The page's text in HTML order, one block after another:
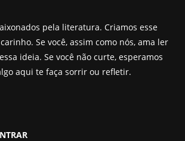
pela literatura. Criamos esse
Se você, assim como nós, ama ler
ideia. Se você não curte, esperamos
aqui te faça sorrir ou refletir.